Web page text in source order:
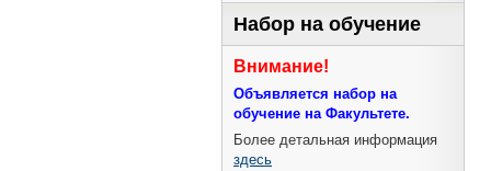
Набор на обучение
Внимание!
Объявляется набор на
обучение на Факультете.
Более детальная информация
здесь